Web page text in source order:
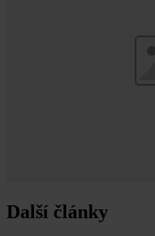
Další články